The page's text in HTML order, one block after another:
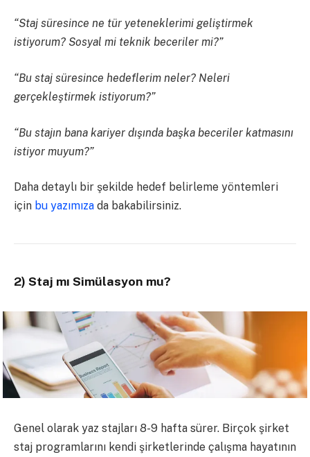
“Staj süresince ne tür yeteneklerimi geliştirmek
istiyorum? Sosyal mi teknik beceriler mi?”
“Bu staj süresince hedeflerim neler? Neleri
gerçekleştirmek istiyorum?”
“Bu stajın bana kariyer dışında başka beceriler katmasını
istiyor muyum?”
Daha detaylı bir şekilde hedef belirleme yöntemleri
için bu yazımıza da bakabilirsiniz.
2) Staj mı Simülasyon mu?
Genel olarak yaz stajları 8-9 hafta sürer. Birçok şirket
staj programlarını kendi şirketlerinde çalışma hayatının